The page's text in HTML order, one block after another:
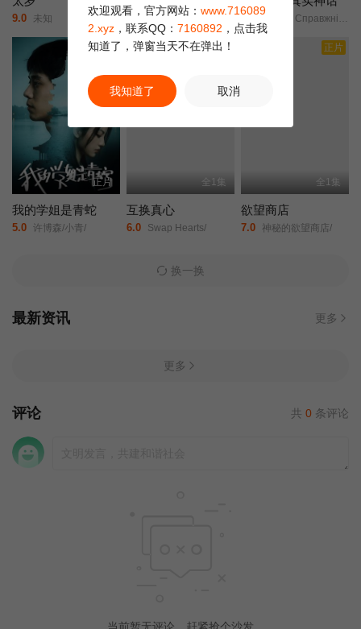
9.0 未知 1.0 未知 9.0 Мавка. Справжній міф/
正片
正片
我的学姐是青蛇
5.0 许博森/小青/
正片
全1集
互换真心
6.0 Swap Hearts/
正片
全1集
欲望商店
7.0 神秘的欲望商店/
换一换
最新资讯 更多
更多
评论 共 0 条评论
当前暂无评论，赶紧抢个沙发
欢迎观看，官方网站： www.716089
2.xyz ，联系QQ： 7160892 ，点击我
知道了，弹窗当天不在弹出！
我知道了 取消